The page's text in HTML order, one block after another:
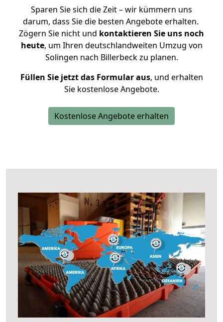
Sparen Sie sich die Zeit – wir kümmern uns
darum, dass Sie die besten Angebote erhalten.
Zögern Sie nicht und kontaktieren Sie uns noch
heute, um Ihren deutschlandweiten Umzug von
Solingen nach Billerbeck zu planen.
Füllen Sie jetzt das Formular aus, und erhalten
Sie kostenlose Angebote.
Kostenlose Angebote erhalten